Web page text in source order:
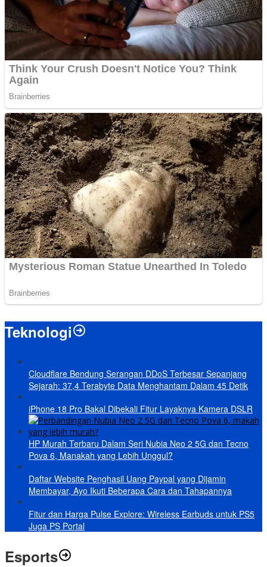
Teknologi
Cloudflare Bendung Serangan DDoS Terbesar Sepanjang
Sejarah: 37,4 Terabyte Data Menghantam Dalam 45 Detik
iPhone 18 Pro Bakal Dibekali Fitur Layaknya Kamera DSLR
HP Murah Terbaru Dalam Seri Nubia Neo 2 5G dan Tecno
Pova 6, Manakah yang Lebih Unggul?
Daftar Website Penghasil Uang Paypal yang Dijamin
Membayar, Ayo Ikuti Beberapa Cara dan Tahapannya
Fitur dan Harga Pulse Explore: Wireless Earbuds untuk PS5
Juga PS Portal
Esports